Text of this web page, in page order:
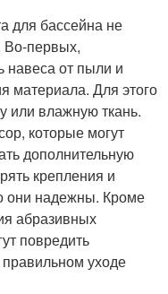
для бассейна не
Во-первых,
навеса от пыли и
материала. Для этого
или влажную ткань.
которые могут
дополнительную
крепления и
они надежны. Кроме
абразивных
повредить
уходе